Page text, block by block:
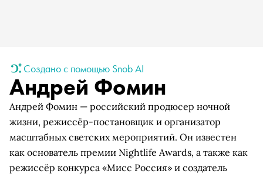
Создано с помощью Snob AI
Андрей Фомин
Андрей Фомин — российский продюсер ночной
жизни, режиссёр-постановщик и организатор
масштабных светских мероприятий. Он известен
как основатель премии Nightlife Awards, а также как
режиссёр конкурса «Мисс Россия» и создатель